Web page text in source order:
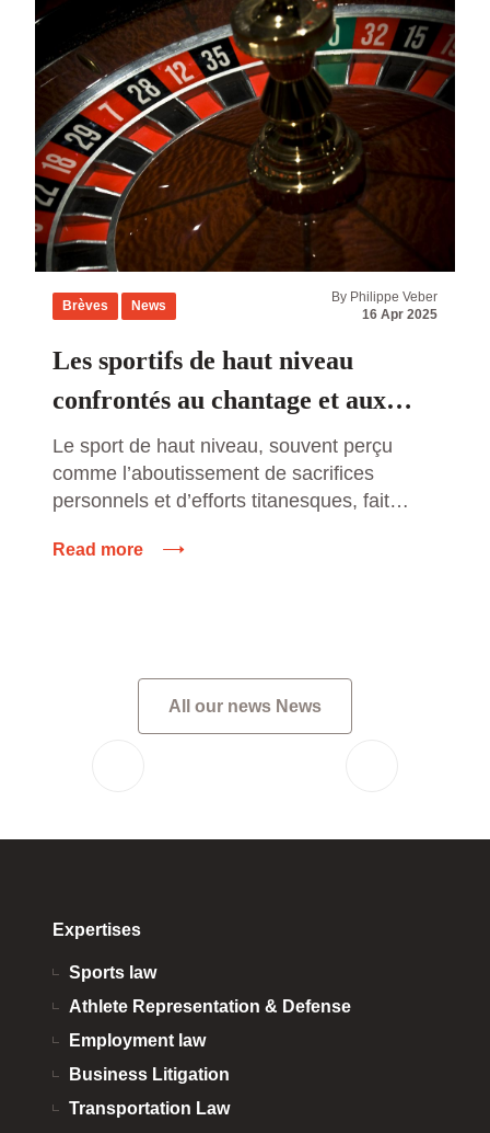
Brèves News
By Philippe Veber
16 Apr 2025
Les sportifs de haut niveau
confrontés au chantage et aux
agressions des parieurs en ligne :
un fléau grandissant
Le sport de haut niveau, souvent perçu
comme l’aboutissement de sacrifices
personnels et d’efforts titanesques, fait
redoutables. Parmi ces défis, une
Read more
All our news News
Expertises
Sports law
Athlete Representation & Defense
Employment law
Business Litigation
Transportation Law